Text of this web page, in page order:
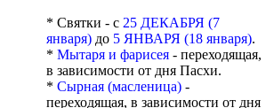
* Святки - с 25 ДЕКАБРЯ (7
января) до 5 ЯНВАРЯ (18 января).
* Мытаря и фарисея - переходящая,
в зависимости от дня Пасхи.
* Сырная (масленица) -
переходящая, в зависимости от дня